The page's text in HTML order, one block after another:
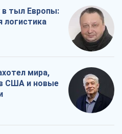
в тыл Европы:
логистика
мира,
США и новые